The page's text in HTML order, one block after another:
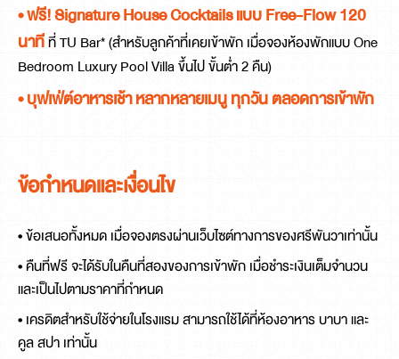
• ฟรี! Signature House Cocktails แบบ Free-Flow 120
นาทีที่ TU Bar* (สำหรับลูกค้าที่เคยเข้าพัก เมื่อจองห้องพักแบบ One
Bedroom Luxury Pool Villa ขึ้นไป ขั้นต่ำ 2 คืน)
• บุฟเฟ่ต์อาหารเช้า หลากหลายเมนู ทุกวัน ตลอดการเข้าพัก
ข้อกำหนดและเงื่อนไข
• ข้อเสนอทั้งหมด เมื่อจองตรงผ่านเว็บไซต์ทางการของศรีพันวาเท่านั้น
• คืนที่ฟรี จะได้รับในคืนที่สองของการเข้าพัก เมื่อชำระเงินเต็มจำนวน
และเป็นไปตามราคาที่กำหนด
• เครดิตสำหรับใช้จ่ายในโรงแรม สามารถใช้ได้ที่ห้องอาหาร บาบา และ
คูล สปา เท่านั้น